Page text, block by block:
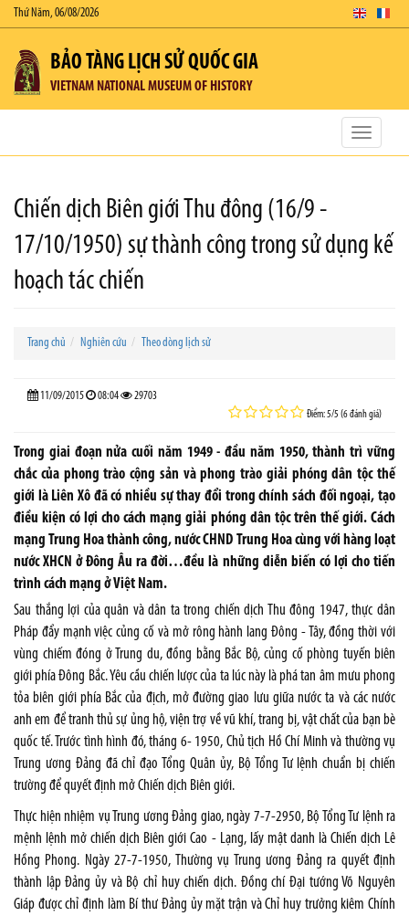
Thứ Năm, 06/08/2026
BẢO TÀNG LỊCH SỬ QUỐC GIA
VIETNAM NATIONAL MUSEUM OF HISTORY
Toggle
Chiến dịch Biên giới Thu đông (16/9 -
17/10/1950) sự thành công trong sử dụng kế
hoạch tác chiến
Trang chủ Nghiên cứu Theo dòng lịch sử
11/09/2015 08:04 29703
Điểm: 5/5 (6 đánh giá)
Trong giai đoạn nửa cuối năm 1949 - đầu năm 1950, thành trì vững
chắc của phong trào cộng sản và phong trào giải phóng dân tộc thế
giới là Liên Xô đã có nhiều sự thay đổi trong chính sách đối ngoại, tạo
điều kiện có lợi cho cách mạng giải phóng dân tộc trên thế giới. Cách
mạng Trung Hoa thành công, nước CHND Trung Hoa cùng với hàng loạt
nước XHCN ở Đông Âu ra đời…đều là những diễn biến có lợi cho tiến
trình cách mạng ở Việt Nam.
Sau thắng lợi của quân và dân ta trong chiến dịch Thu đông 1947, thực dân
Pháp đẩy mạnh việc củng cố và mở rông hành lang Đông - Tây, đồng thời với
vùng chiếm đóng ở Trung du, đồng bằng Bắc Bộ, củng cố phòng tuyến biên
giới phía Đông Bắc. Yêu cầu chiến lược của ta lúc này là phá tan âm mưu phong
tỏa biên giới phía Bắc của địch, mở đường giao lưu giữa nước ta và các nước
anh em để tranh thủ sự ủng hộ, viện trợ về vũ khí, trang bị, vật chất của bạn bè
quốc tế. Trước tình hình đó, tháng 6- 1950, Chủ tịch Hồ Chí Minh và thường vụ
Trung ương Đảng đã chỉ đạo Tổng Quân ủy, Bộ Tổng Tư lệnh chuẩn bị chiến
trường để quyết định mở Chiến dịch Biên giới.
Thực hiện nhiệm vụ Trung ương Đảng giao, ngày 7-7-2950, Bộ Tổng Tư lệnh ra
mệnh lệnh mở chiến dịch Biên giới Cao - Lạng, lấy mật danh là Chiến dịch Lê
Hồng Phong. Ngày 27-7-1950, Thường vụ Trung ương Đảng ra quyết định
thành lập Đảng ủy và Bộ chỉ huy chiến dịch. Đồng chí Đại tướng Võ Nguyên
Giáp được chỉ định làm Bí thư Đảng ủy mặt trận và Chỉ huy trưởng kiêm Chính